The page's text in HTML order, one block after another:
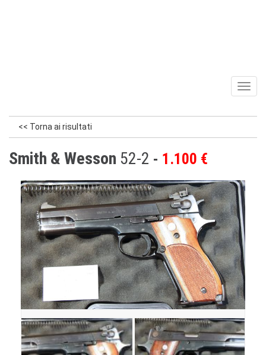
<< Torna ai risultati
Smith & Wesson 52-2 1.100 €